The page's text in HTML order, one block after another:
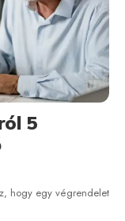
5
hogy egy végrendelet